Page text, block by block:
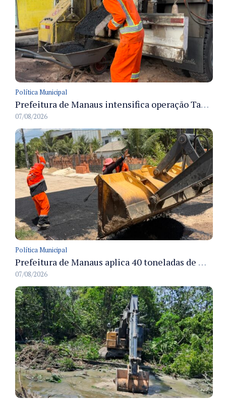
Política Municipal
Prefeitura de Manaus intensifica operação Tapa-Buracos na rua Ituiutaba e amplia manutenção viária no Redenção
07/08/2026
Política Municipal
Prefeitura de Manaus aplica 40 toneladas de massa asfáltica na recuperação da rua Toledo e melhora condições de tráfego no Santa Etelvina
07/08/2026